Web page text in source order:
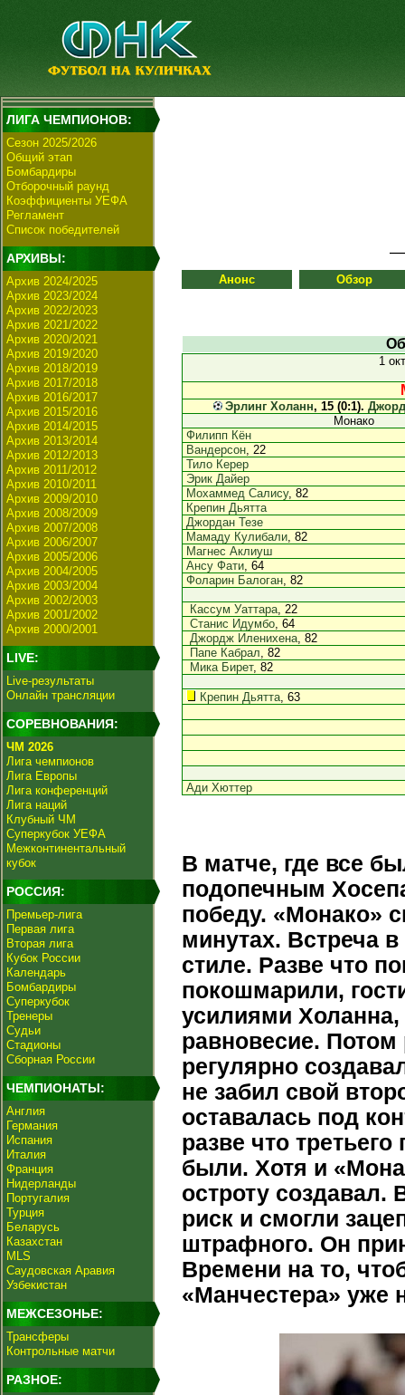
ЛИГА ЧЕМПИОНОВ:
Сезон 2025/2026
Общий этап
Бомбардиры
Отборочный раунд
Коэффициенты УЕФА
Регламент
Список победителей
АРХИВЫ:
Архив 2024/2025
Архив 2023/2024
Архив 2022/2023
Архив 2021/2022
Архив 2020/2021
Архив 2019/2020
Архив 2018/2019
Архив 2017/2018
Архив 2016/2017
Архив 2015/2016
Архив 2014/2015
Архив 2013/2014
Архив 2012/2013
Архив 2011/2012
Архив 2010/2011
Архив 2009/2010
Архив 2008/2009
Архив 2007/2008
Архив 2006/2007
Архив 2005/2006
Архив 2004/2005
Архив 2003/2004
Архив 2002/2003
Архив 2001/2002
Архив 2000/2001
LIVE:
Live-результаты
Онлайн трансляции
СОРЕВНОВАНИЯ:
ЧМ 2026
Лига чемпионов
Лига Европы
Лига конференций
Лига наций
Клубный ЧМ
Суперкубок УЕФА
Межконтинентальный
кубок
РОССИЯ:
Премьер-лига
Первая лига
Вторая лига
Кубок России
Календарь
Бомбардиры
Суперкубок
Тренеры
Судьи
Стадионы
Сборная России
ЧЕМПИОНАТЫ:
Англия
Германия
Испания
Италия
Франция
Нидерланды
Португалия
Турция
Беларусь
Казахстан
MLS
Саудовская Аравия
Узбекистан
МЕЖСЕЗОНЬЕ:
Трансферы
Контрольные матчи
РАЗНОЕ:
Анонс Обзор
1
Эрлинг Холанн, 15 (0:1).
Монако
Филипп Кён
Вандерсон, 22
Тило Керер
Эрик Дайер
Мохаммед Салису, 82
Крепин Дьятта
Джордан Тезе
Мамаду Кулибали, 82
Магнес Аклиуш
Ансу Фати, 64
Фоларин Балоган, 82
Кассум Уаттара, 22
Станис Идумбо, 64
Джордж Иленихена, 82
Папе Кабрал, 82
Мика Бирет, 82
Крепин Дьятта, 63
Ади Хюттер
В матче, где все
подопечным
победу. «Монако»
минутах. Встреча
стиле. Разве что
покошмарили,
усилиями Холанна,
равновесие. Потом
регулярно
не забил свой
оставалась под
разве что
были. Хотя и
остроту создавал.
риск и смогли
штрафного. Он
Времени на то,
«Манчестера» уже